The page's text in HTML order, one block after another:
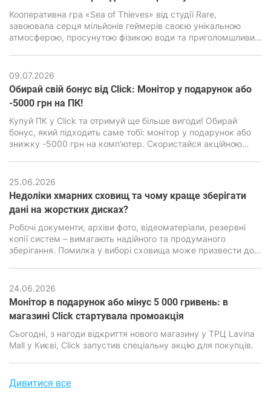
Кооперативна гра «Sea of ​​Thieves» від студії Rare,
завоювала серця мільйонів геймерів своєю унікальною
атмосферою, просунутою фізикою води та приголомшливим
навантажити навіть сучасні ПК, особливо бюджетного
класу.
09.07.2026
Обирай свій бонус від Click: Монітор у подарунок або
-5000 грн на ПК!
Купуй ПК у Click та отримуй ще більше вигоди! Обирай
бонус, який підходить саме тобі: монітор у подарунок або
знижку -5000 грн на комп'ютер. Скористайся акційною
25.06.2026
Недоліки хмарних сховищ та чому краще зберігати
дані на жорстких дисках?
Робочі документи, архіви фото, відеоматеріали, резервні
копії систем – вимагають надійного та продуманого
зберігання. Помилка у виборі сховища може призвести до
сервісами та локальними накопичувачами стоїть особливо
гостро.
24.06.2026
Монітор в подарунок або мінус 5 000 гривень: в
магазині Click стартувала промоакція
​​​​​​​Сьогодні, з нагоди відкриття нового магазину у ТРЦ Lavina
Mall у Києві, Click запустив спеціальну акцію для покупців.
Дивитися все